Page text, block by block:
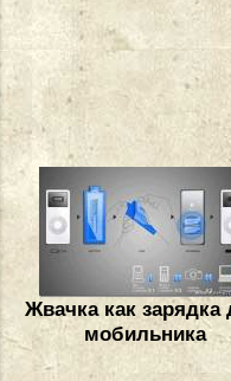
Жвачка как зарядка
мобильника